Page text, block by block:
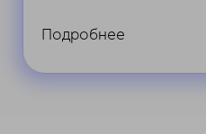
Подробнее